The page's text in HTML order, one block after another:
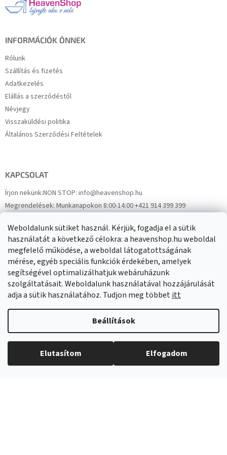
Weboldalunk sütiket használ. Kérjük, fogadja el a sütik
használatát a következő célokra: a heavenshop.hu weboldal
megfelelő működése, a weboldal látogatottságának
mérése, egyéb speciális funkciók érdekében, amelyek
segítségével optimalizálhatjuk webáruházunk
szolgáltatásait. Weboldalunk használatával hozzájárulását
adja a sütik használatához. Tudjon meg többetitt
Beállítások
Elutasítom Elfogadom
INFORMÁCIÓK ÖNNEK
Rólunk
Szállítás és fizetés
Adatkezelés
Elállás a szerződéstől
Névjegy
Visszaküldési politika
Általános Szerződési Feltételek
KAPCSOLAT
Írjon nekünk:NON STOP: info@heavenshop.hu
Megrendelések:Munkanapokon 8:00-14:00 +421 914 399 399
FacebookHeavenShop.sk
Eredményeink